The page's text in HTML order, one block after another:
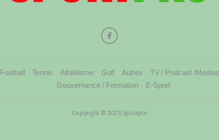
Football Tennis Athlétisme Golf Autres
TV / Podcast /Medias
Gouvernance / Formation
E-Sport
Copyright © 2025 Sportpro